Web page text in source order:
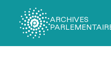
ARCHIVES